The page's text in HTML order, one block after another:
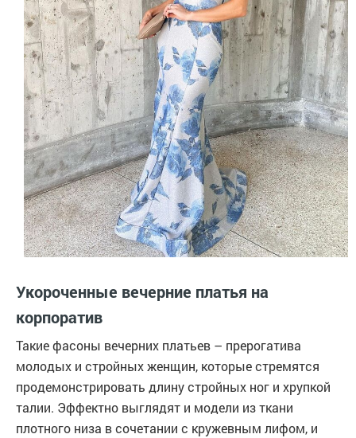
Укороченные вечерние платья на
корпоратив
Такие фасоны вечерних платьев – прерогатива
молодых и стройных женщин, которые стремятся
продемонстрировать длину стройных ног и хрупкой
талии. Эффектно выглядят и модели из ткани
плотного низа в сочетании с кружевным лифом, и